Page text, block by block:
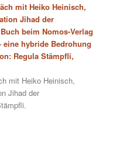
mit Heiko Heinisch,
Jihad der
beim Nomos-Verlag
hybride Bedrohung
Regula Stämpfli,
mit Heiko Heinisch,
Jihad der